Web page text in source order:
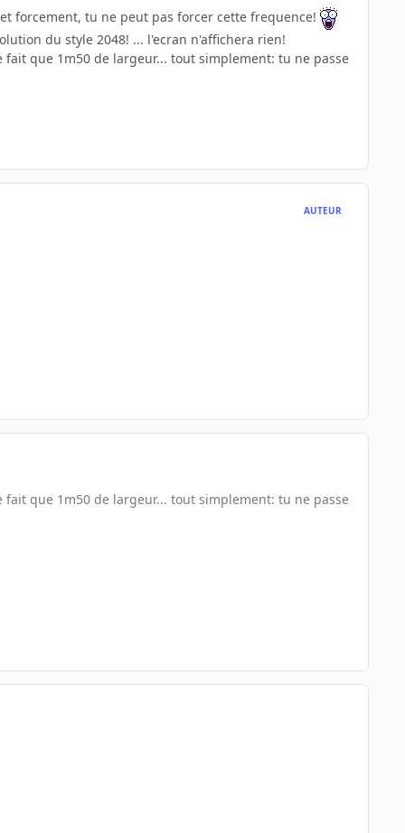
forcement, tu ne peut pas forcer cette frequence!
du style 2048! ... l'ecran n'affichera rien!
que 1m50 de largeur... tout simplement: tu ne passe
AUTEUR
que 1m50 de largeur... tout simplement: tu ne passe